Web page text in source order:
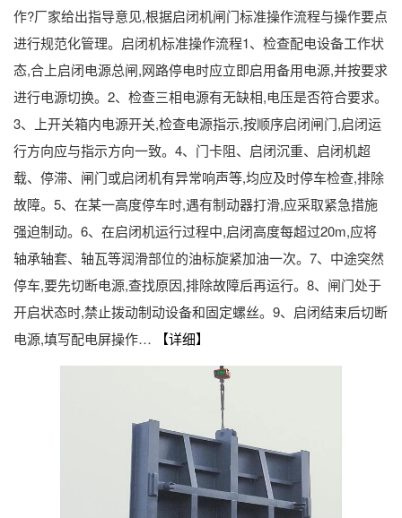
作?厂家给出指导意见,根据启闭机闸门标准操作流程与操作要点
进行规范化管理。启闭机标准操作流程1、检查配电设备工作状
态,合上启闭电源总闸,网路停电时应立即启用备用电源,并按要求
进行电源切换。2、检查三相电源有无缺相,电压是否符合要求。
3、上开关箱内电源开关,检查电源指示,按顺序启闭闸门,启闭运
行方向应与指示方向一致。4、门卡阻、启闭沉重、启闭机超
载、停滞、闸门或启闭机有异常响声等,均应及时停车检查,排除
故障。5、在某一高度停车时,遇有制动器打滑,应采取紧急措施
强迫制动。6、在启闭机运行过程中,启闭高度每超过20m,应将
轴承轴套、轴瓦等润滑部位的油标旋紧加油一次。7、中途突然
停车,要先切断电源,查找原因,排除故障后再运行。8、闸门处于
开启状态时,禁止拨动制动设备和固定螺丝。9、启闭结束后切断
电源,填写配电屏操作…
【详细】